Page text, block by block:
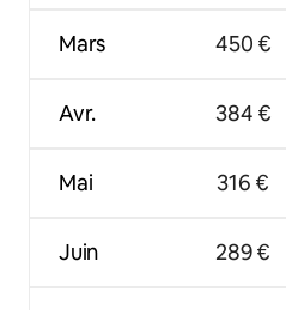
Mars
Avr.
Mai
Juin
450 €
384 €
316 €
289 €